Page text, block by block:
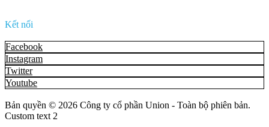
Kết nối
Facebook
Instagram
Twitter
Youtube
Bản quyền © 2026 Công ty cổ phần Union - Toàn bộ phiên bản.
Custom text 2